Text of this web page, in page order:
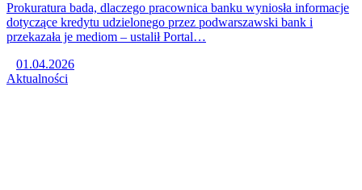
Prokuratura bada, dlaczego pracownica banku wyniosła informacje
dotyczące kredytu udzielonego przez podwarszawski bank i
przekazała je mediom – ustalił Portal…
01.04.2026
Aktualności